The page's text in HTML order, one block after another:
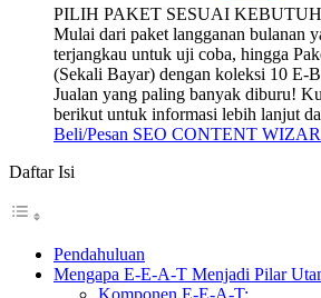
PILIH PAKET SESUAI
Mulai dari paket langganan bulanan
terjangkau untuk uji coba, hingga
(Sekali Bayar) dengan koleksi 10 E-
Jualan yang paling banyak diburu!
berikut untuk informasi lebih lanjut
Beli/Pesan SEO CONTENT
Daftar Isi
Pendahuluan
Mengapa E-E-A-T Menjadi Pilar
Komponen E-E-A-T: